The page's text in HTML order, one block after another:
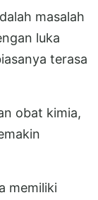
masalah
luka
terasa
obat kimia,
memiliki